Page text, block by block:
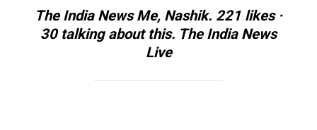
The India News Me, Nashik. 221 likes ·
30 talking about this. The India News
Live